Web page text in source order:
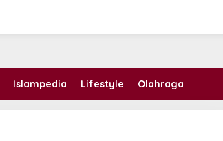
Islampedia Lifestyle Olahraga